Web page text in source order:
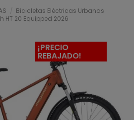
Bicicletas Eléctricas Urbanas
HT 20 Equipped 2026
¡PRECIO
REBAJADO!